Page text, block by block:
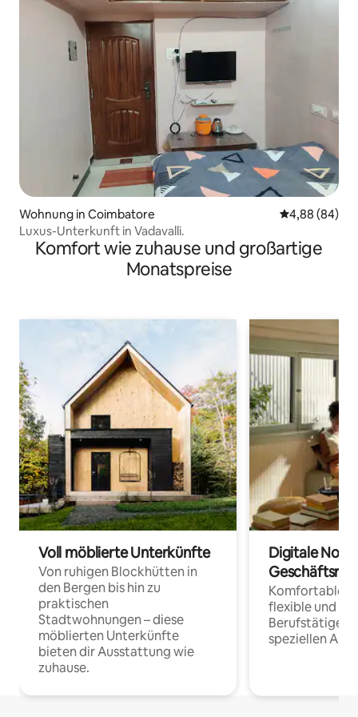
Wohnung in Coimbatore
4,88 (84)
Luxus-Unterkunft in Vadavalli.
Komfort wie zuhause und großartige
Monatspreise
Voll möblierte Unterkünfte
Von ruhigen Blockhütten in
den Bergen bis hin zu
praktischen
Stadtwohnungen – diese
möblierten Unterkünfte
bieten dir Ausstattung wie
zuhause.
Digitale
Komfortable
flexible und
Berufstätige
speziellen